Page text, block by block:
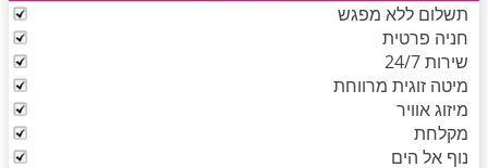
חדרים לפי שעה ברמת הגולן
חדרים לפי שעה בהערבה
תשלום ללא מפגש
חניה פרטית
שירות 24/7
מיטה זוגית מרווחת
מיזוג אוויר
מקלחת
נוף אל הים